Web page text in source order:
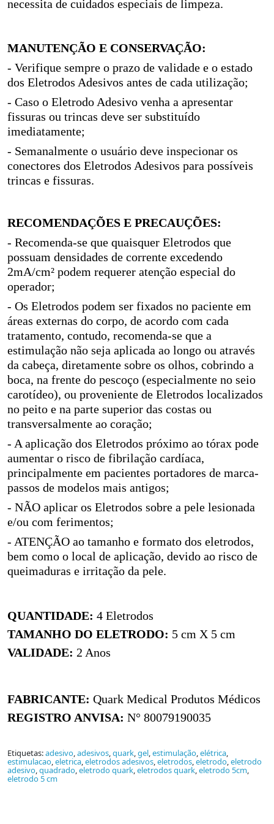
necessita de cuidados especiais de limpeza.
MANUTENÇÃO E CONSERVAÇÃO:
- Verifique sempre o prazo de validade e o estado
dos Eletrodos Adesivos antes de cada utilização;
- Caso o Eletrodo Adesivo venha a apresentar
fissuras ou trincas deve ser substituído
imediatamente;
- Semanalmente o usuário deve inspecionar os
conectores dos Eletrodos Adesivos para possíveis
trincas e fissuras.
RECOMENDAÇÕES E PRECAUÇÕES:
- Recomenda-se que quaisquer Eletrodos que
possuam densidades de corrente excedendo
2mA/cm² podem requerer atenção especial do
operador;
- Os Eletrodos podem ser fixados no paciente em
áreas externas do corpo, de acordo com cada
tratamento, contudo, recomenda-se que a
estimulação não seja aplicada ao longo ou através
da cabeça, diretamente sobre os olhos, cobrindo a
boca, na frente do pescoço (especialmente no seio
carotídeo), ou proveniente de Eletrodos localizados
no peito e na parte superior das costas ou
transversalmente ao coração;
- A aplicação dos Eletrodos próximo ao tórax pode
aumentar o risco de fibrilação cardíaca,
principalmente em pacientes portadores de marca-
passos de modelos mais antigos;
- NÃO aplicar os Eletrodos sobre a pele lesionada
e/ou com ferimentos;
- ATENÇÃO ao tamanho e formato dos eletrodos,
bem como o local de aplicação, devido ao risco de
queimaduras e irritação da pele.
QUANTIDADE: 4 Eletrodos
TAMANHO DO ELETRODO: 5 cm X 5 cm
VALIDADE: 2 Anos
FABRICANTE: Quark Medical Produtos Médicos
REGISTRO ANVISA: N° 80079190035
Etiquetas:adesivo,adesivos,quark,gel,estimulação,elétrica,
estimulacao,eletrica,eletrodos adesivos,eletrodos,eletrodo,eletrodo
adesivo,quadrado,eletrodo quark,eletrodos quark,eletrodo 5cm,
eletrodo 5 cm